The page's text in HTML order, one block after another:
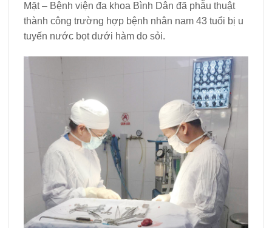
Mặt – Bệnh viện đa khoa Bình Dân đã phẫu thuật
thành công trường hợp bệnh nhân nam 43 tuổi bị u
tuyến nước bọt dưới hàm do sỏi.